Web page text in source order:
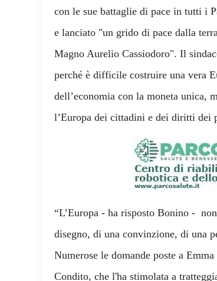
con le sue battaglie di pace in tutti i
e lanciato "un grido di pace dalla
Magno Aurelio Cassiodoro". Il
perché è difficile costruire una vera
dell’economia con la moneta unica,
l’Europa dei cittadini e dei diritti dei
“L’Europa - ha risposto Bonino -
disegno, di una convinzione, di una
Numerose le domande poste a
Condito, che l'ha stimolata a